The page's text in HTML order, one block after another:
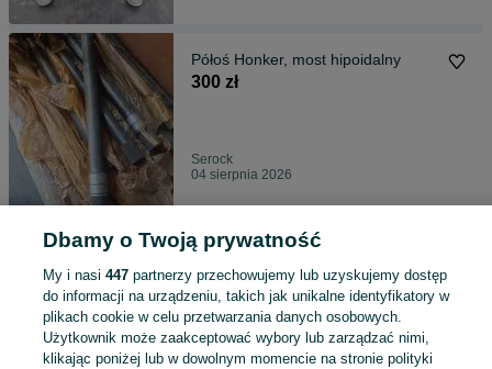
Półoś Honker, most hipoidalny
300 zł
Serock
04 sierpnia 2026
Kontener izoterma, chlodnia
4 500 zł
Serock
03 sierpnia 2026
Dbamy o Twoją prywatność
My i nasi 447partnerzy przechowujemy lub uzyskujemy dostęp
do informacji na urządzeniu, takich jak unikalne identyfikatory w
plikach cookie w celu przetwarzania danych osobowych.
Użytkownik może zaakceptować wybory lub zarządzać nimi,
klikając poniżej lub w dowolnym momencie na stronie polityki